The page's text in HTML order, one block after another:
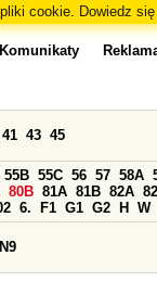
cookie. Dowiedz
Komunikaty
41 43 45
55B 55C 56 57 58A
80B 81A 81B 82A
6. F1 G1 G2 H W
N9